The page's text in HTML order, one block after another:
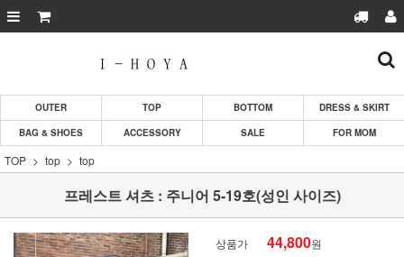
OUTER TOP BOTTOM
DRESS & SKIRT
BAG & SHOES
ACCESSORY SALE FOR MOM
TOP top top
프레스트 셔츠 : 주니어 5-19호(성인 사이즈)
상품가 44,800원